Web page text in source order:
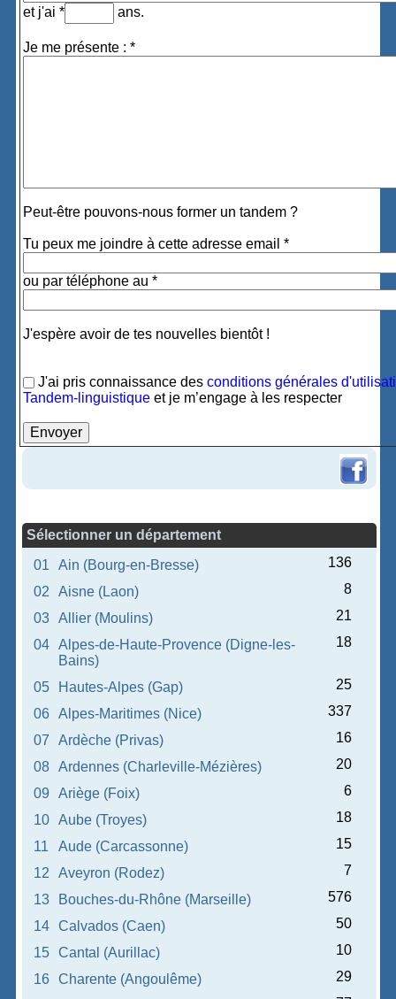
et j'ai * ans.
Je me présente : *
Peut-être pouvons-nous former un tandem ?
Tu peux me joindre à cette adresse email *
ou par téléphone au *
J'espère avoir de tes nouvelles bientôt !
J'ai pris connaissance desconditions générales
Tandem-linguistique et je m’engage à les respecter
Sélectionner un département
01
Ain (Bourg-en-Bresse)
136
02
Aisne (Laon)
8
03
Allier (Moulins)
21
04
Alpes-de-Haute-Provence (Digne-les-
Bains)
18
05 Hautes-Alpes (Gap)
25
06
Alpes-Maritimes (Nice)
337
07
Ardèche (Privas)
16
08
Ardennes (Charleville-Mézières)
20
09
Ariège (Foix)
6
10
Aube (Troyes)
18
11
Aude (Carcassonne)
15
12
Aveyron (Rodez)
7
13
Bouches-du-Rhône (Marseille)
576
14
Calvados (Caen)
50
15
Cantal (Aurillac)
10
16
Charente (Angoulême)
29